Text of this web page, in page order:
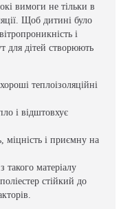
вимоги не тільки в
Щоб дитині було
і
для дітей створюють
теплоізоляційні
і відштовхує
міцність і приємну на
такого матеріалу
стійкий до